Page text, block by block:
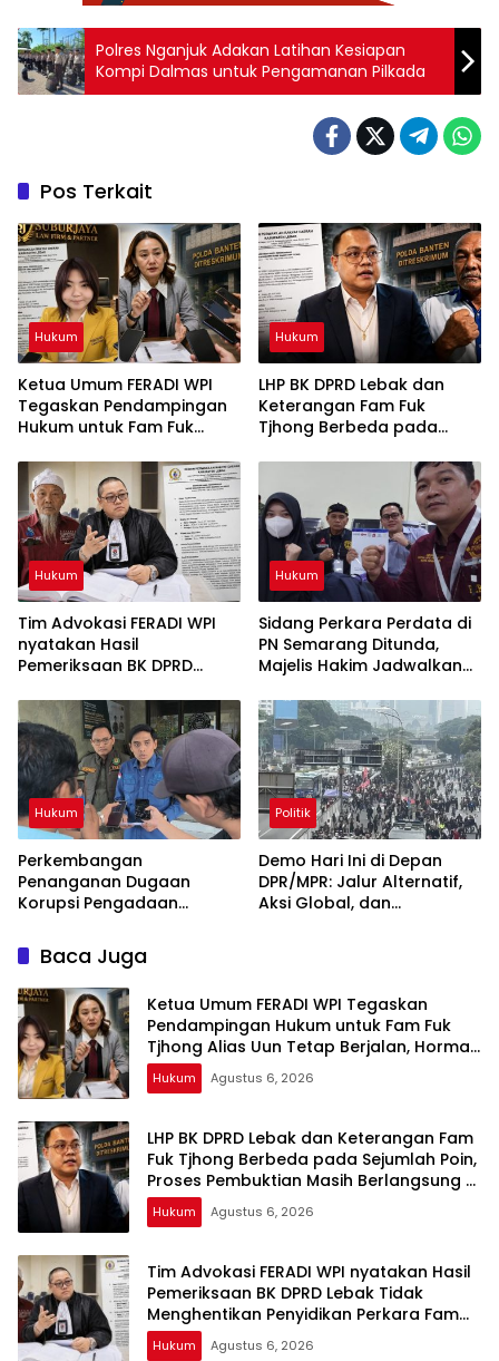
Polres Nganjuk Adakan Latihan Kesiapan
Kompi Dalmas untuk Pengamanan Pilkada
Pos Terkait
Hukum
Ketua Umum FERADI WPI
Tegaskan Pendampingan
Hukum untuk Fam Fuk
Berjalan, Hormati Proses
Penyidikan dan Hasil
Pemeriksaan BK
Hukum
LHP BK DPRD Lebak dan
Keterangan Fam Fuk
Tjhong Berbeda pada
Pembuktian Masih
Berlangsung di Polda
Banten ujar Revan FERADI
WPI
Hukum
Tim Advokasi FERADI WPI
nyatakan Hasil
Pemeriksaan BK DPRD
Penyidikan Perkara Fam
Fuk Tjhong alias Eyang Uun
Hukum
Sidang Perkara Perdata di
PN Semarang Ditunda,
Majelis Hakim Jadwalkan
Tergugat
Hukum
Perkembangan
Penanganan Dugaan
Korupsi Pengadaan
LPP RRI, Kejari Depok
Tetapkan Satu Tersangka
Baru
Politik
Demo Hari Ini di Depan
DPR/MPR: Jalur Alternatif,
Aksi Global, dan
Baca Juga
Ketua Umum FERADI WPI Tegaskan
Pendampingan Hukum untuk Fam Fuk
Tjhong Alias Uun Tetap Berjalan, Hormati
Proses Penyidikan dan Hasil Pemeriksaan
BK
Hukum Agustus 6, 2026
LHP BK DPRD Lebak dan Keterangan Fam
Fuk Tjhong Berbeda pada Sejumlah Poin,
Proses Pembuktian Masih Berlangsung di
Polda Banten ujar Revan FERADI WPI
Hukum Agustus 6, 2026
Tim Advokasi FERADI WPI nyatakan Hasil
Pemeriksaan BK DPRD Lebak Tidak
Menghentikan Penyidikan Perkara Fam
Fuk Tjhong alias Eyang Uun
Hukum Agustus 6, 2026